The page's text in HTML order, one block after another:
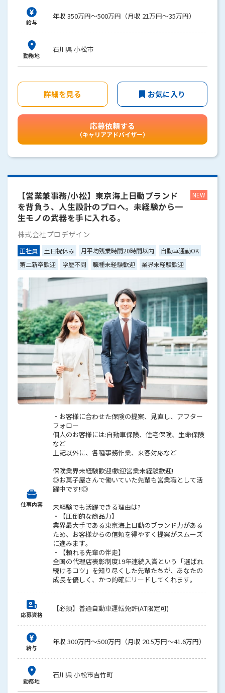
給与
年収 350万円～500万円（月収 21万円～35万円）
勤務地
石川県 小松市
詳細を見る
応募依頼する
（キャリアアドバイザー）
お気に入り
【営業兼事務/小松】東京海上日動ブランド
を背負う、人生設計のプロへ。未経験から一
生モノの武器を手に入れる。
株式会社プロデザイン
正社員 土日祝休み 月平均残業時間20時間以内
自動車通勤OK
第二新卒歓迎
学歴不問 職種未経験歓迎 業界未経験歓迎
仕事内容
・お客様に合わせた保険の提案、見直し、アフター
フォロー
個人のお客様には:自動車保険、住宅保険、生命保険
など
上記以外に、各種事務作業、来客対応など
保険業界未経験歓迎!歓迎営業未経験歓迎!
◎お菓子屋さんで働いていた先輩も営業職として活
躍中です!!◎
未経験でも活躍できる理由は?
・【圧倒的な商品力】
業界最大手である東京海上日動のブランド力がある
ため、お客様からの信頼を得やすく提案がスムーズ
に進みます。
・【頼れる先輩の伴走】
全国の代理店表彰制度19年連続入賞という「選ばれ
続けるコツ」を知り尽くした先輩たちが、あなたの
成長を優しく、かつ的確にリードしてくれます。
応募資格
【必須】普通自動車運転免許(AT限定可)
給与
年収 300万円～500万円（月収 20.5万円～41.6万円）
勤務地
石川県 小松市吉竹町